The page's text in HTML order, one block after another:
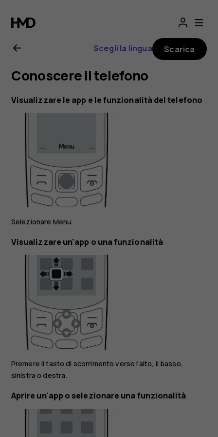
Manuale
d'uso
del
Nokia
130
2017
Scegli la lingua Scarica
Conoscere il telefono
Visualizzare le app e le funzionalità del telefono
Selezionare Menu.
Visualizzare un'app o una funzionalità
Premere il tasto di scorrimento verso l'alto, il basso,
sinistra o destra.
Aprire un'app o selezionare una funzionalità